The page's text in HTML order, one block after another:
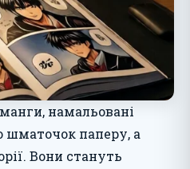
намальовані
шматочок паперу, а
Вони стануть